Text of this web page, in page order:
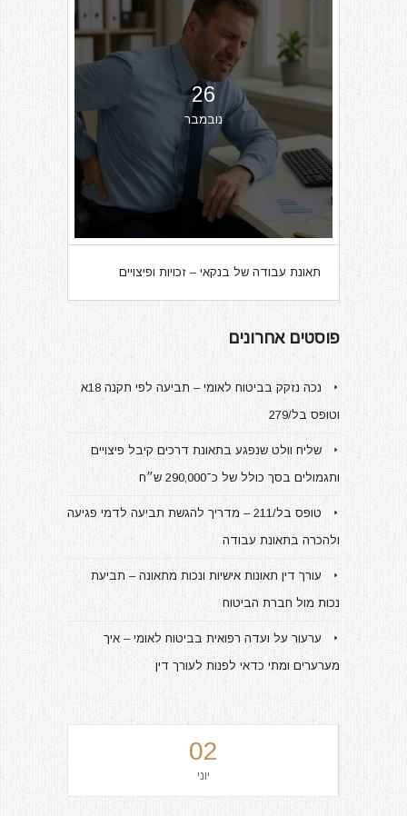
26
נובמבר
תאונת עבודה של בנקאי – זכויות ופיצויים
פוסטים אחרונים
נכה נזקק בביטוח לאומי – תביעה לפי תקנה 18א
וטופס בל/279
שליח וולט שנפגע בתאונת דרכים קיבל פיצויים
ותגמולים בסך כולל של כ־290,000 ש״ח
טופס בל/211 – מדריך להגשת תביעה לדמי פגיעה
ולהכרה בתאונת עבודה
עורך דין תאונות אישיות ונכות מתאונה – תביעת
נכות מול חברת הביטוח
ערעור על ועדה רפואית בביטוח לאומי – איך
מערערים ומתי כדאי לפנות לעורך דין
02
יוני